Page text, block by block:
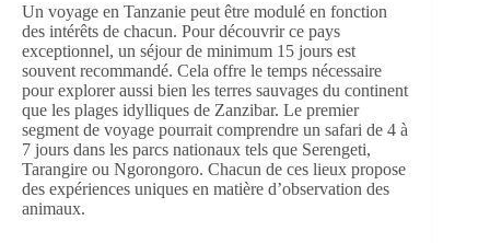
Un voyage en Tanzanie peut être modulé en fonction
des intérêts de chacun. Pour découvrir ce pays
exceptionnel, un séjour de minimum 15 jours est
souvent recommandé. Cela offre le temps nécessaire
pour explorer aussi bien les terres sauvages du continent
que les plages idylliques de Zanzibar. Le premier
segment de voyage pourrait comprendre un safari de 4 à
7 jours dans les parcs nationaux tels que Serengeti,
Tarangire ou Ngorongoro. Chacun de ces lieux propose
des expériences uniques en matière d’observation des
animaux.